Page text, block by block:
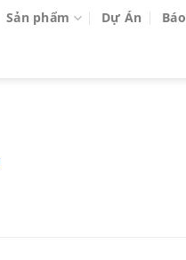
Sản phẩm Dự Án